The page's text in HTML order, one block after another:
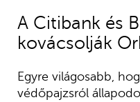
A Citibank és
kovácsolják
Egyre világosabb,
védőpajzsról